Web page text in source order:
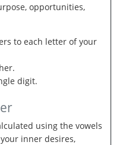
opportunities,
to each letter of your
digit.
using the vowels
inner desires,